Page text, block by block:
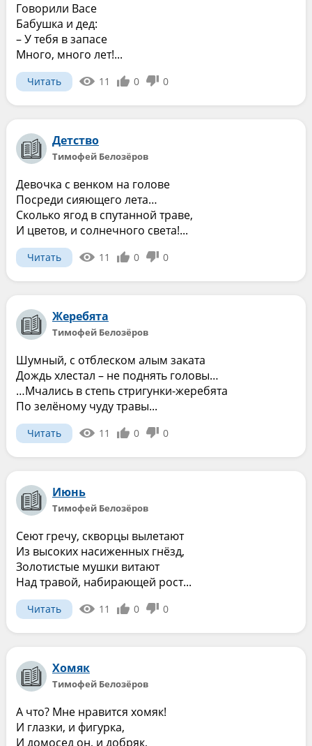
Говорили Васе
Бабушка и дед:
– У тебя в запасе
Много, много лет!...
Читать 11 0 0
Детство
Тимофей Белозёров
Девочка с венком на голове
Посреди сияющего лета…
Сколько ягод в спутанной траве,
И цветов, и солнечного света!...
Читать 11 0 0
Жеребята
Тимофей Белозёров
Шумный, с отблеском алым заката
Дождь хлестал – не поднять головы…
…Мчались в степь стригунки-жеребята
По зелёному чуду травы...
Читать 11 0 0
Июнь
Тимофей Белозёров
Сеют гречу, скворцы вылетают
Из высоких насиженных гнёзд,
Золотистые мушки витают
Над травой, набирающей рост...
Читать 11 0 0
Хомяк
Тимофей Белозёров
А что? Мне нравится хомяк!
И глазки, и фигурка,
И домосед он, и добряк,